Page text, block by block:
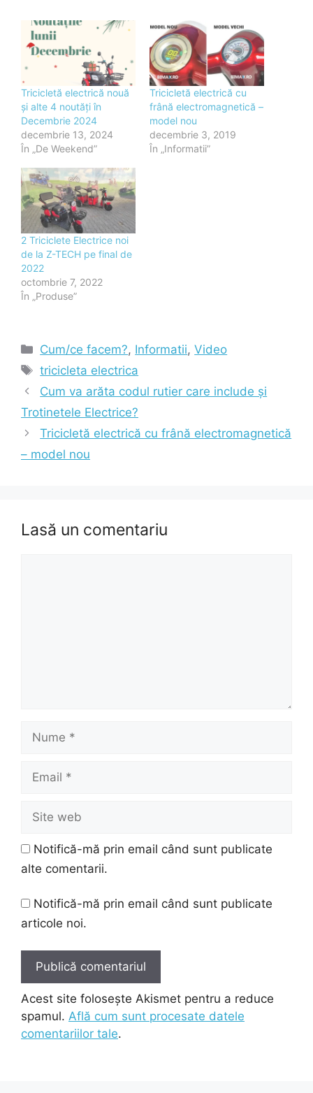
Tricicletă electrică nouă
și alte 4 noutăți în
Decembrie 2024
decembrie 13, 2024
În „De Weekend”
Tricicletă electrică cu
frână electromagnetică –
model nou
decembrie 3, 2019
În „Informatii”
2 Triciclete Electrice noi
de la Z-TECH pe final de
2022
octombrie 7, 2022
În „Produse”
Categorii
Cum/ce facem?, Informatii,Video
Etichete
tricicleta electrica
Cum va arăta codul rutier care include și
Trotinetele Electrice?
Tricicletă electrică cu frână electromagnetică
– model nou
Lasă un comentariu
web
Notifică-mă prin email când sunt publicate
alte comentarii.
Notifică-mă prin email când sunt publicate
articole noi.
Acest site folosește Akismet pentru a reduce
spamul. Află cum sunt procesate datele
comentariilor tale.